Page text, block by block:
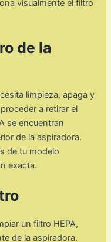
visualmente el filtro
de la
limpieza, apaga y
a retirar el
se encuentran
de la aspiradora.
de tu modelo
exacta.
un filtro HEPA,
de la aspiradora.